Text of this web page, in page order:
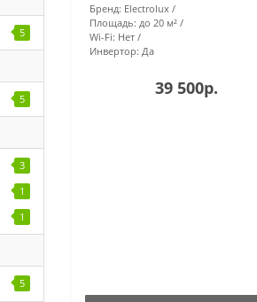
5
5
3
1
1
5
Бренд: Electrolux
Площадь: до 20 м²
Wi-Fi: Нет
Инвертор: Да
39 500р.